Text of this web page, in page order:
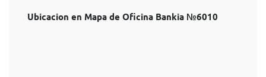
Ubicacion en Mapa de Oficina Bankia №6010